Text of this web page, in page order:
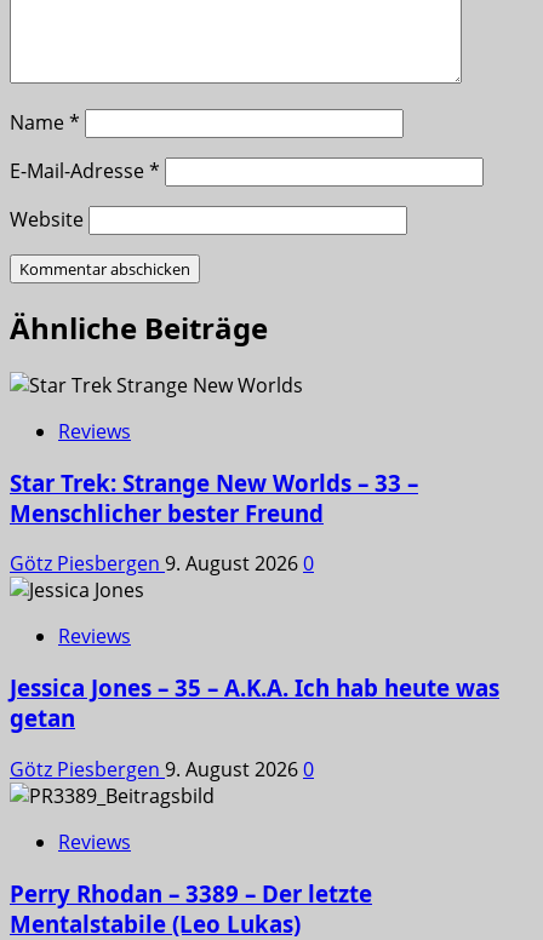
Name*
E-Mail-Adresse*
Website
Ähnliche Beiträge
Reviews
Star Trek: Strange New Worlds – 33 –
Menschlicher bester Freund
Götz Piesbergen 9. August 20260
Reviews
Jessica Jones – 35 – A.K.A. Ich hab heute was
getan
Götz Piesbergen 9. August 20260
Reviews
Perry Rhodan – 3389 – Der letzte
Mentalstabile (Leo Lukas)